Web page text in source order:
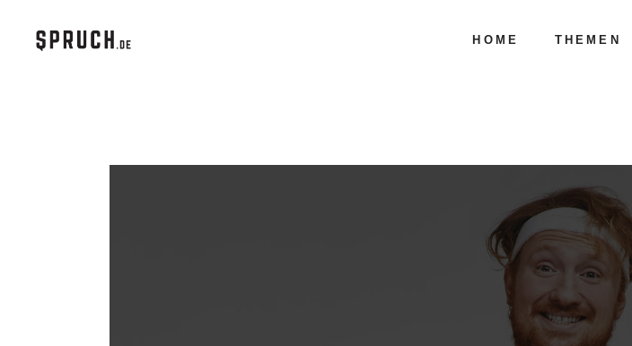
HOME THEMEN